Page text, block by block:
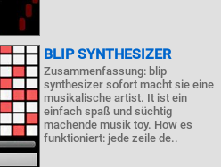
BLIP SYNTHESIZER
Zusammenfassung: blip
synthesizer sofort macht sie eine
musikalische artist. It ist ein
einfach spaß und süchtig
machende musik toy. How es
funktioniert: jede zeile de..